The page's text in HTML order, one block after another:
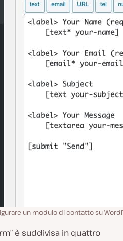
un modulo di contatto su
è suddivisa in quattro